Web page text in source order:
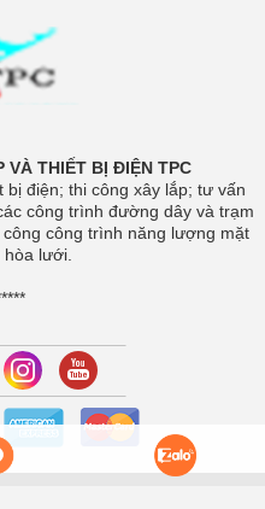
VÀ THIẾT BỊ ĐIỆN TPC
điện; thi công xây lắp; tư vấn
công trình đường dây và trạm
công trình năng lượng mặt
lưới.